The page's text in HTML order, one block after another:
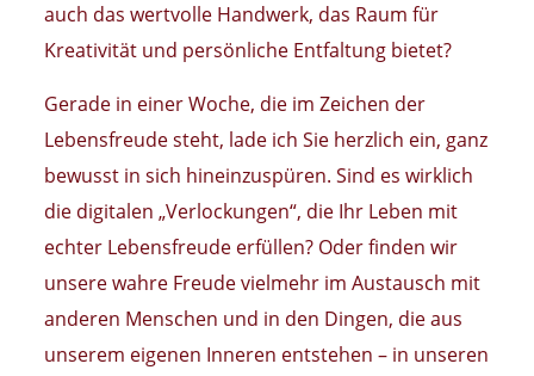
auch das wertvolle Handwerk, das Raum für
Kreativität und persönliche Entfaltung bietet?
Gerade in einer Woche, die im Zeichen der
Lebensfreude steht, lade ich Sie herzlich ein, ganz
bewusst in sich hineinzuspüren. Sind es wirklich
die digitalen „Verlockungen“, die Ihr Leben mit
echter Lebensfreude erfüllen? Oder finden wir
unsere wahre Freude vielmehr im Austausch mit
anderen Menschen und in den Dingen, die aus
unserem eigenen Inneren entstehen – in unseren